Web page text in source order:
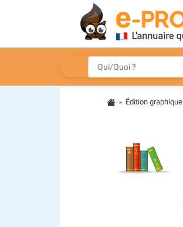
> Édition graphique